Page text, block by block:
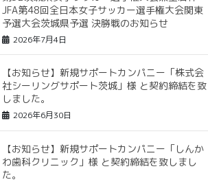
JFA第48回全日本女子サッカー選手権大会関東
予選大会茨城県予選 決勝戦のお知らせ
2026年7月4日
【お知らせ】新規サポートカンパニー「株式会
社シーリングサポート茨城」様 と契約締結を致
しました。
2026年6月30日
【お知らせ】新規サポートカンパニー「しんか
わ歯科クリニック」様 と契約締結を致しまし
た。